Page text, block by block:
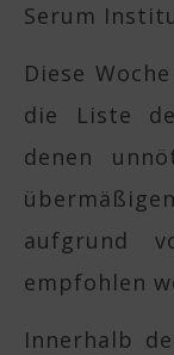
Serum
Diese
die Liste
denen
aufgrund
empfohlen
Innerhalb